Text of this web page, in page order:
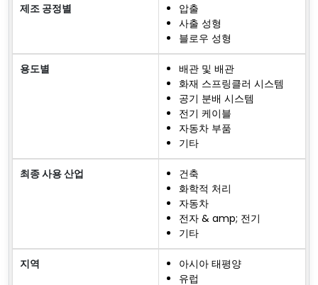
제조 공정별
압출
사출 성형
블로우 성형
용도별
배관 및 배관
화재 스프링클러 시스템
공기 분배 시스템
전기 케이블
자동차 부품
기타
최종 사용 산업
건축
화학적 처리
자동차
전자 & amp; 전기
기타
지역
아시아 태평양
유럽